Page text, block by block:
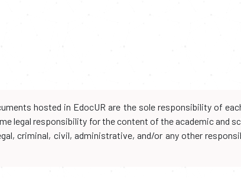
hosted in EdocUR are the sole responsibility of
legal responsibility for the content of the academic and
criminal, civil, administrative, and/or any other